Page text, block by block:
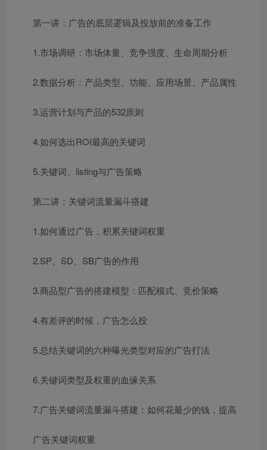
第一讲：广告的底层逻辑及投放前的准备工作
1.市场调研：市场体量、竞争强度、生命周期分析
2.数据分析：产品类型、功能、应用场景、产品属性
3.运营计划与产品的532原则
4.如何选出ROI最高的关键词
5.关键词、listing与广告策略
第二讲：关键词流量漏斗搭建
1.如何通过广告，积累关键词权重
2.SP、SD、SB广告的作用
3.商品型广告的搭建模型：匹配模式、竞价策略
4.有差评的时候，广告怎么投
5.总结关键词的六种曝光类型对应的广告打法
6.关键词类型及权重的血缘关系
7.广告关键词流量漏斗搭建：如何花最少的钱，提高
广告关键词权重